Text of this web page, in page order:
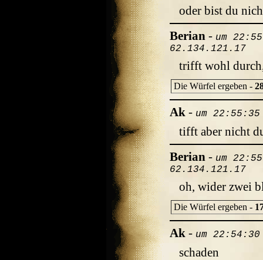
oder bist du
Berian - um
62.134.121.17
trifft wohl
Die Würfel ergeben -
Ak - um
tifft aber nicht
Berian - um
62.134.121.17
oh, wider zwei
Die Würfel ergeben -
Ak - um
schaden